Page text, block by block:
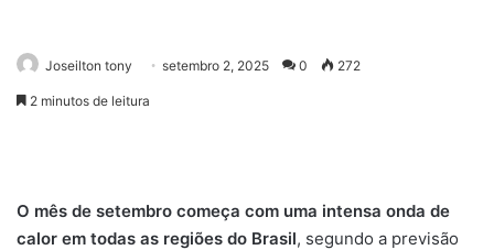
Joseilton tony setembro 2, 2025 0 272
2 minutos de leitura
O mês de setembro começa com uma intensa onda de
calor em todas as regiões do Brasil, segundo a previsão